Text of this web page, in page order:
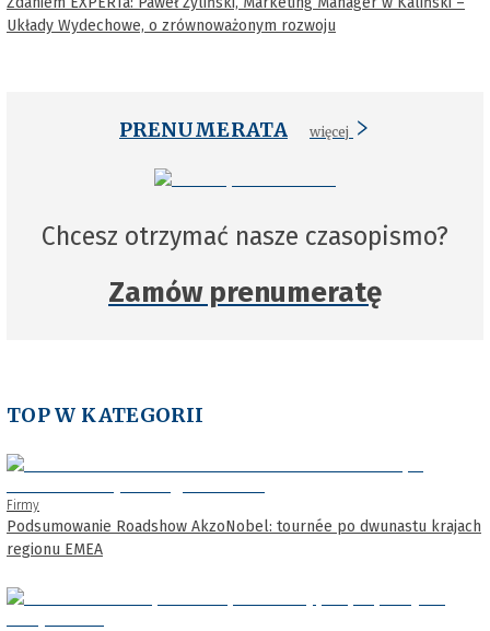
Układy Wydechowe, o zrównoważonym rozwoju
PRENUMERATA więcej
Chcesz otrzymać nasze czasopismo?
Zamów prenumeratę
TOP W KATEGORII
Firmy
Podsumowanie Roadshow AkzoNobel: tournée po dwunastu krajach
regionu EMEA